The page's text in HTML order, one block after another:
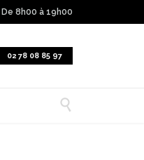
De 8h00 à 19h00
02 78 08 85 97
